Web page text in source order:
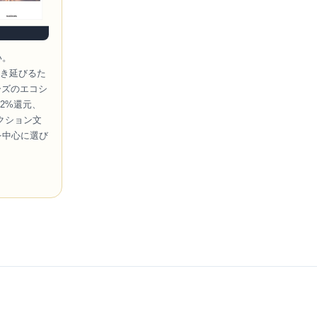
延びるた
のエコシ
還元、
ション文
心に選び